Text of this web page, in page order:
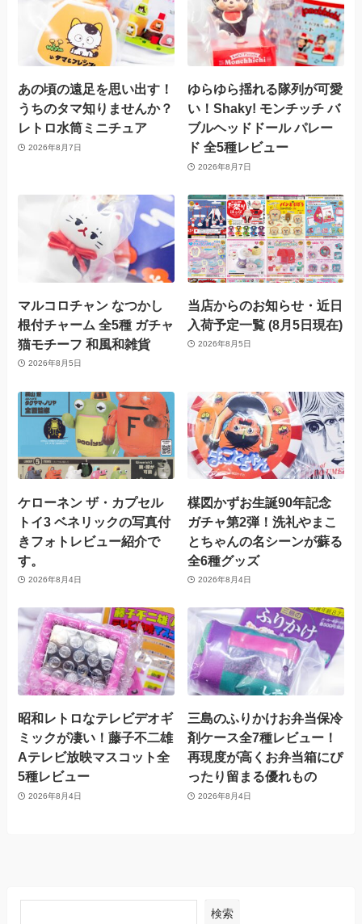
あの頃の遠足を思い出す！
うちのタマ知りませんか？
レトロ水筒ミニチュア
2026年8月7日
ゆらゆら揺れる隊列が可愛
い！Shaky! モンチッチ バ
ブルヘッドドール パレー
ド 全5種レビュー
2026年8月7日
マルコロチャン なつかし
根付チャーム 全5種 ガチャ
猫モチーフ 和風和雑貨
2026年8月5日
当店からのお知らせ・近日
入荷予定一覧 (8月5日現在)
2026年8月5日
ケローネン ザ・カプセル
トイ3 ベネリックの写真付
きフォトレビュー紹介で
す。
2026年8月4日
楳図かずお生誕90年記念
ガチャ第2弾！洗礼やまこ
とちゃんの名シーンが蘇る
全6種グッズ
2026年8月4日
昭和レトロなテレビデオギ
ミックが凄い！藤子不二雄
Aテレビ放映マスコット全
5種レビュー
2026年8月4日
三島のふりかけお弁当保冷
剤ケース全7種レビュー！
再現度が高くお弁当箱にぴ
ったり留まる優れもの
2026年8月4日
検索